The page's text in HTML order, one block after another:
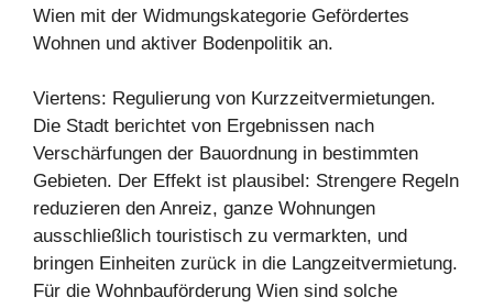
Wien mit der Widmungskategorie Gefördertes
Wohnen und aktiver Bodenpolitik an.
Viertens: Regulierung von Kurzzeitvermietungen.
Die Stadt berichtet von Ergebnissen nach
Verschärfungen der Bauordnung in bestimmten
Gebieten. Der Effekt ist plausibel: Strengere Regeln
reduzieren den Anreiz, ganze Wohnungen
ausschließlich touristisch zu vermarkten, und
bringen Einheiten zurück in die Langzeitvermietung.
Für die Wohnbauförderung Wien sind solche